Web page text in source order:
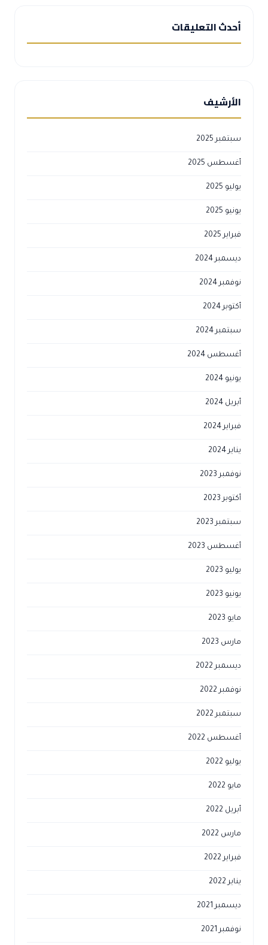
أحدث التعليقات
الأرشيف
سبتمبر 2025
أغسطس 2025
يوليو 2025
يونيو 2025
فبراير 2025
ديسمبر 2024
نوفمبر 2024
أكتوبر 2024
سبتمبر 2024
أغسطس 2024
يونيو 2024
أبريل 2024
فبراير 2024
يناير 2024
نوفمبر 2023
أكتوبر 2023
سبتمبر 2023
أغسطس 2023
يوليو 2023
يونيو 2023
مايو 2023
مارس 2023
ديسمبر 2022
نوفمبر 2022
سبتمبر 2022
أغسطس 2022
يوليو 2022
مايو 2022
أبريل 2022
مارس 2022
فبراير 2022
يناير 2022
ديسمبر 2021
نوفمبر 2021